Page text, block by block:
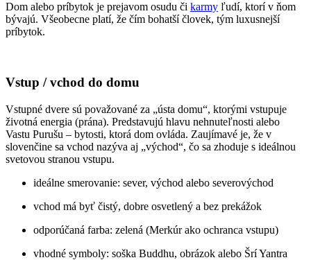
Dom alebo príbytok je prejavom osudu či karmy ľudí, ktorí v ňom
bývajú. Všeobecne platí, že čím bohatší človek, tým luxusnejší
príbytok.
Vstup / vchod do domu
Vstupné dvere sú považované za „ústa domu“, ktorými vstupuje
životná energia (prána). Predstavujú hlavu nehnuteľnosti alebo
Vastu Purušu – bytosti, ktorá dom ovláda. Zaujímavé je, že v
slovenčine sa vchod nazýva aj „východ“, čo sa zhoduje s ideálnou
svetovou stranou vstupu.
ideálne smerovanie: sever, východ alebo severovýchod
vchod má byť čistý, dobre osvetlený a bez prekážok
odporúčaná farba: zelená (Merkúr ako ochranca vstupu)
vhodné symboly: soška Buddhu, obrázok alebo Šrí Yantra